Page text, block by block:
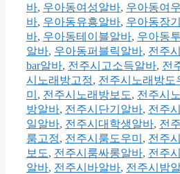
바, 우아동여성알바, 우아동여
바, 우아동유흥알바, 우아동장
바, 우아동테이블알바, 우아동
알바, 우아동퍼블릭알바, 전주시
bar알바, 전주시고소득알바, 전
시노래방고정, 전주시노래방도
미 , 전주시노래방보도, 전주시
방알바, 전주시단기알바, 전주
일알바, 전주시대학생알바, 전
룸고정, 전주시룸도우미 , 전주
보도, 전주시룸싸롱알바, 전주
알바, 전주시바알바, 전주시밤